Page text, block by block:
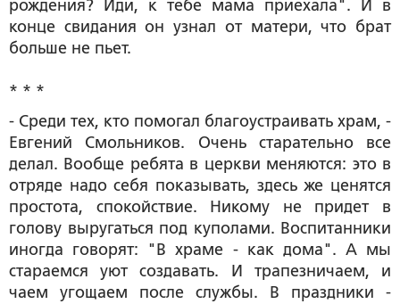
рождения? Иди, к тебе мама приехала". И в
конце свидания он узнал от матери, что брат
больше не пьет.
* * *
- Среди тех, кто помогал благоустраивать храм, -
Евгений Смольников. Очень старательно все
делал. Вообще ребята в церкви меняются: это в
отряде надо себя показывать, здесь же ценятся
простота, спокойствие. Никому не придет в
голову выругаться под куполами. Воспитанники
иногда говорят: "В храме - как дома". А мы
стараемся уют создавать. И трапезничаем, и
чаем угощаем после службы. В праздники -